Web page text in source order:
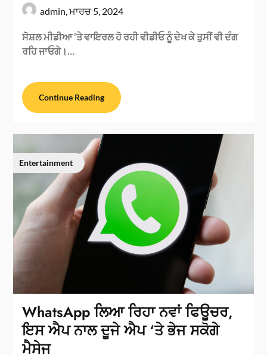
admin,ਮਾਰਚ 5, 2024
ਸੋਸ਼ਲ ਮੀਡੀਆ ‘ਤੇ ਵਾਇਰਲ ਹੋ ਰਹੀ ਵੀਡੀਓ ਨੂੰ ਦੇਖ ਕੇ ਤੁਸੀਂ ਵੀ ਦੰਗ
ਰਹਿ ਜਾਓਗੇ।…
Continue Reading
Entertainment
WhatsApp ਲਿਆ ਰਿਹਾ ਨਵਾਂ ਫਿਊਚਰ,
ਇਸ ਐਪ ਨਾਲ ਦੂਜੇ ਐਪ ‘ਤੇ ਭੇਜ ਸਕੋਗੇ
ਮੈਸੇਜ